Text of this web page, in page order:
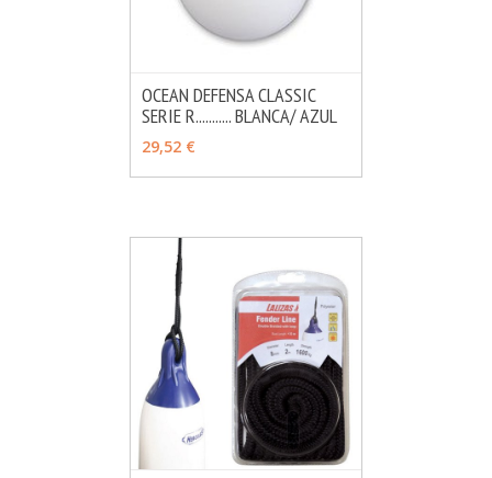
VER OPCIONES MÁS INFO
OCEAN DEFENSA CLASSIC
SERIE R........... BLANCA/ AZUL
29,52 €